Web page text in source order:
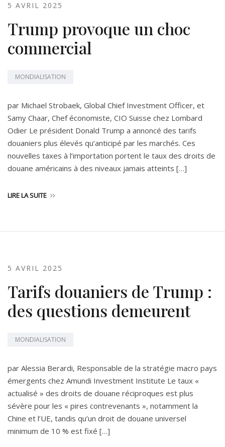
5 AVRIL 2025
Trump provoque un choc
commercial
MONDIALISATION
par Michael Strobaek, Global Chief Investment Officer, et
Samy Chaar, Chef économiste, CIO Suisse chez Lombard
Odier Le président Donald Trump a annoncé des tarifs
douaniers plus élevés qu’anticipé par les marchés. Ces
nouvelles taxes à l’importation portent le taux des droits de
douane américains à des niveaux jamais atteints […]
LIRE LA SUITE
5 AVRIL 2025
Tarifs douaniers de Trump :
des questions demeurent
MONDIALISATION
par Alessia Berardi, Responsable de la stratégie macro pays
émergents chez Amundi Investment Institute Le taux «
actualisé » des droits de douane réciproques est plus
sévère pour les « pires contrevenants », notamment la
Chine et l’UE, tandis qu’un droit de douane universel
minimum de 10 % est fixé […]